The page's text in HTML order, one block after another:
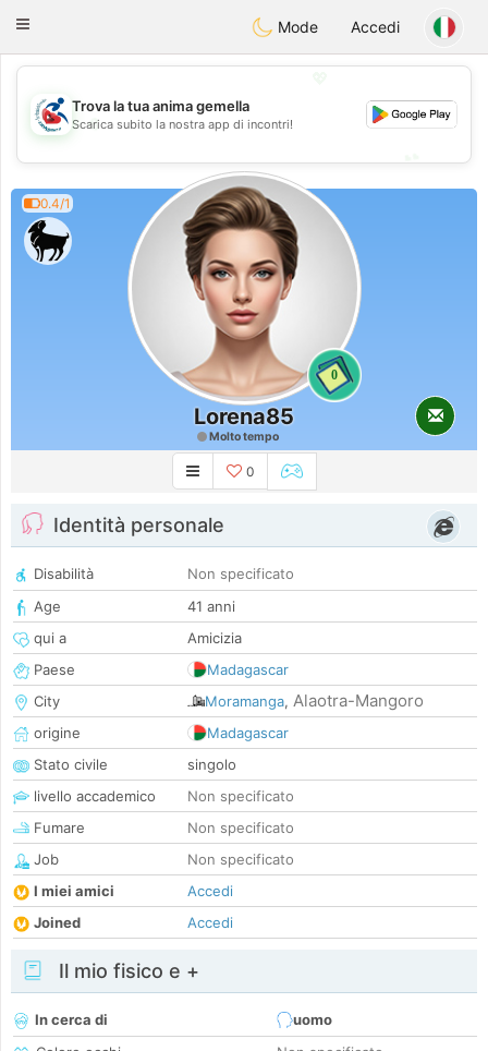
Handi Space
Toggle
Mode Accedi
💖
💕
Trova la tua anima gemella
Scarica subito la nostra app di incontri!
0.4/1
0
Lorena85
Molto tempo
0
Identità personale
Disabilità
Non specificato
Age
41 anni
qui a
Amicizia
Paese
Madagascar
City
Moramanga, Alaotra-Mangoro
origine
Madagascar
Stato civile
singolo
livello accademico
Non specificato
Fumare
Non specificato
Job
Non specificato
I miei amici
Accedi
Joined
Accedi
Il mio fisico e +
In cerca di
uomo